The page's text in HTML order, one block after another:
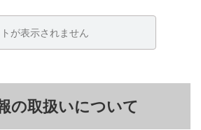
の取扱いについて